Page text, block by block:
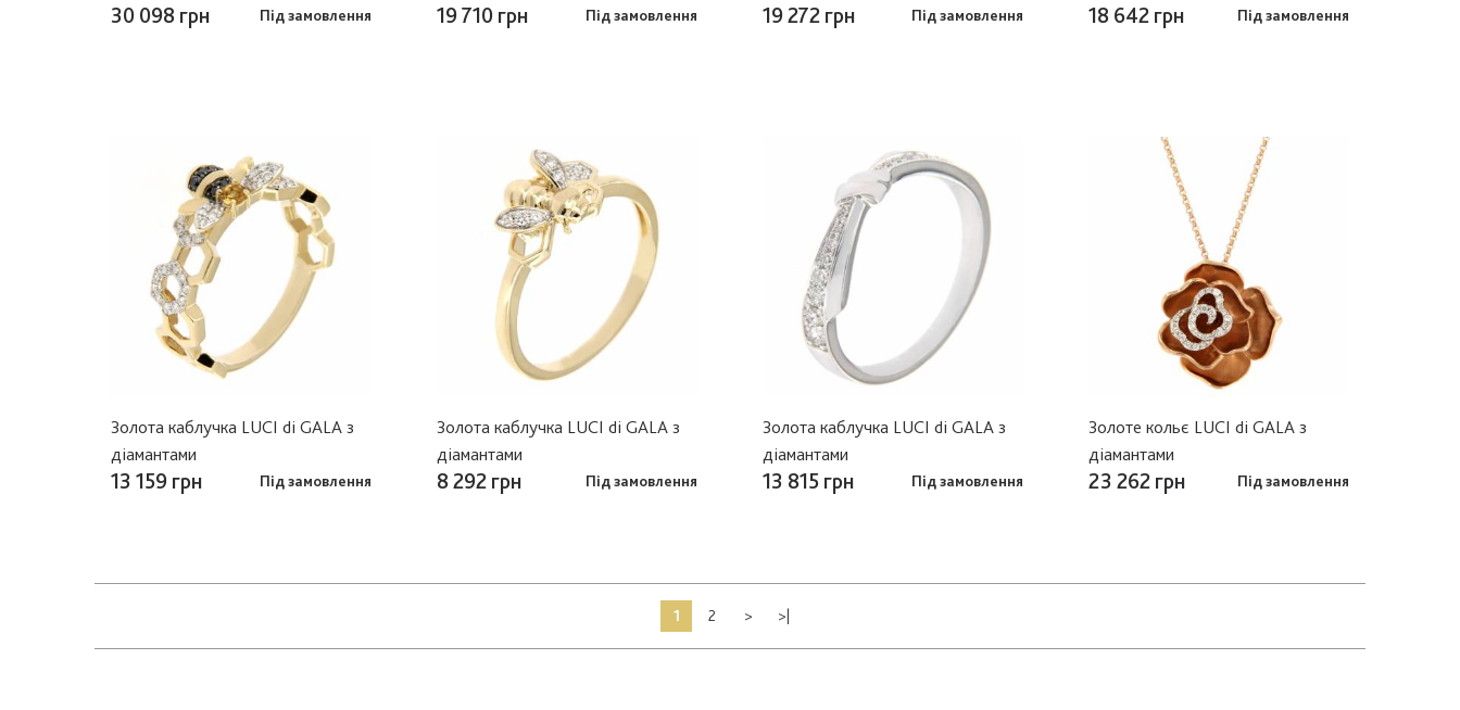
30 098 грн Під замовлення 19 710 грн Під замовлення 19 272 грн Під замовлення 18 642 грн Під замовлення
Золота каблучка LUCI di GALA з
діамантами
13 159 грн Під замовлення
Золота каблучка LUCI di GALA з
діамантами
8 292 грн Під замовлення
Золота каблучка LUCI di GALA з
діамантами
13 815 грн Під замовлення
Золоте кольє LUCI di GALA з
діамантами
23 262 грн Під замовлення
1 2 > >|